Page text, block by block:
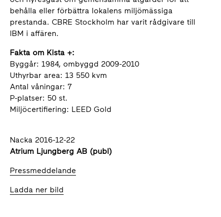
behålla eller förbättra lokalens miljömässiga
prestanda. CBRE Stockholm har varit rådgivare till
IBM i affären.
Fakta om Kista +:
Byggår: 1984, ombyggd 2009-2010
Uthyrbar area: 13 550 kvm
Antal våningar: 7
P-platser: 50 st.
Miljöcertifiering: LEED Gold
Nacka 2016-12-22
Atrium Ljungberg AB (publ)
Pressmeddelande
Ladda ner bild